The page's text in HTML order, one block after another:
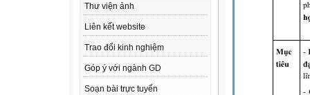
Thư viện ảnh
Liên kết website
Trao đổi kinh nghiệm
Góp ý với ngành GD
Soạn bài trực tuyến